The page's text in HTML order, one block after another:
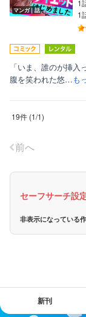
マンガ｜話
1
1
「いま、誰のが挿
腹を笑われた悠…も
19件 (1/1)
前へ
セーフサーチ設
非表示になっている
新刊